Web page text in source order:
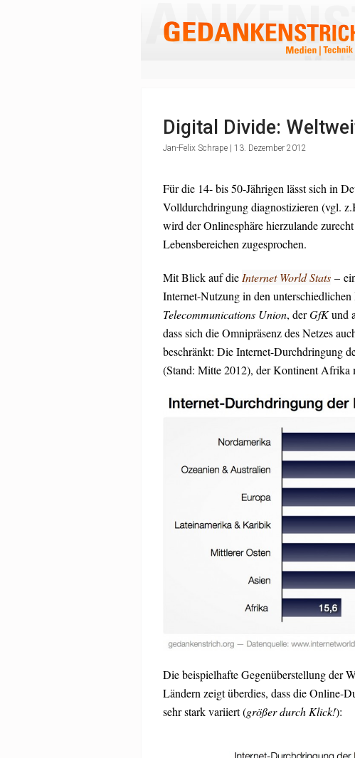
Digital Divide:
Jan-Felix Schrape | 13. Dezember 2012
Für die 14- bis 50-Jährigen lässt sich in
Volldurchdringung diagnostizieren (vgl.
wird der Onlinesphäre hierzulande
Lebensbereichen zugesprochen.
Mit Blick auf die Internet World Stats–
Internet-Nutzung in den unterschiedlichen
Telecommunications Union, derGfKund
dass sich die Omnipräsenz des Netzes
beschränkt: Die Internet-Durchdringung
(Stand: Mitte 2012), der Kontinent Afrika
Die beispielhafte Gegenüberstellung der
Ländern zeigt überdies, dass die Online-
sehr stark variiert (größer durch Klick!):